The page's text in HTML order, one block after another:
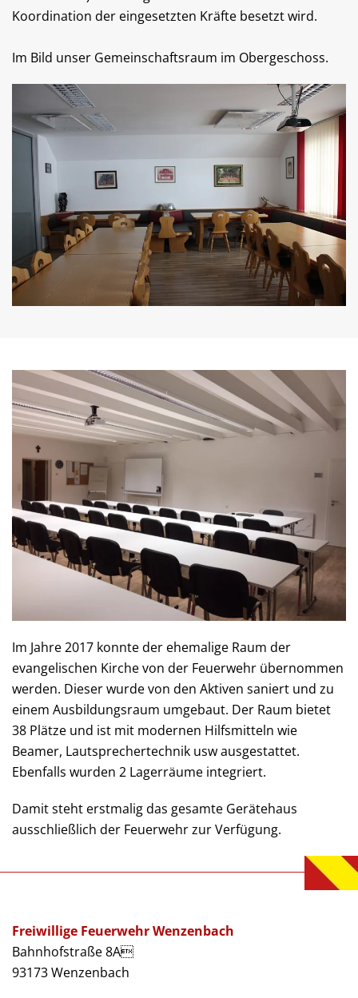
Koordination der eingesetzten Kräfte besetzt wird.
Im Bild unser Gemeinschaftsraum im Obergeschoss.
Im Jahre 2017 konnte der ehemalige Raum der
evangelischen Kirche von der Feuerwehr übernommen
werden. Dieser wurde von den Aktiven saniert und zu
einem Ausbildungsraum umgebaut. Der Raum bietet
38 Plätze und ist mit modernen Hilfsmitteln wie
Beamer, Lautsprechertechnik usw ausgestattet.
Ebenfalls wurden 2 Lagerräume integriert.
Damit steht erstmalig das gesamte Gerätehaus
ausschließlich der Feuerwehr zur Verfügung.
Freiwillige Feuerwehr Wenzenbach
Bahnhofstraße 8A
93173 Wenzenbach